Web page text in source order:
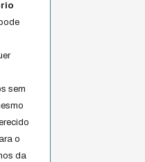
sem
o
da